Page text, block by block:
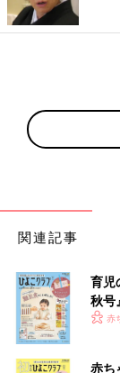
関連記事
育児
秋号
いっ
赤
赤ち